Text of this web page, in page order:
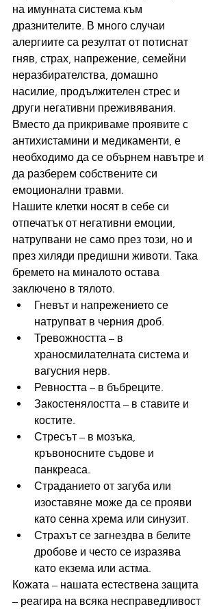
на имунната система към
дразнителите. В много случаи
алергиите са резултат от потиснат
гняв, страх, напрежение, семейни
неразбирателства, домашно
насилие, продължителен стрес и
други негативни преживявания.
Вместо да прикриваме проявите с
антихистамини и медикаменти, е
необходимо да се обърнем навътре и
да разберем собствените си
емоционални травми.
Нашите клетки носят в себе си
отпечатък от негативни емоции,
натрупвани не само през този, но и
през хиляди предишни животи. Така
бремето на миналото остава
заключено в тялото.
Гневът и напрежението се
натрупват в черния дроб.
Тревожността – в
храносмилателната система и
вагусния нерв.
Ревността – в бъбреците.
Закостенялостта – в ставите и
костите.
Стресът – в мозъка,
кръвоносните съдове и
панкреаса.
Страданието от загуба или
изоставяне може да се прояви
като сенна хрема или синузит.
Страхът се загнездва в белите
дробове и често се изразява
като екзема или астма.
Кожата – нашата естествена защита
– реагира на всяка несправедливост